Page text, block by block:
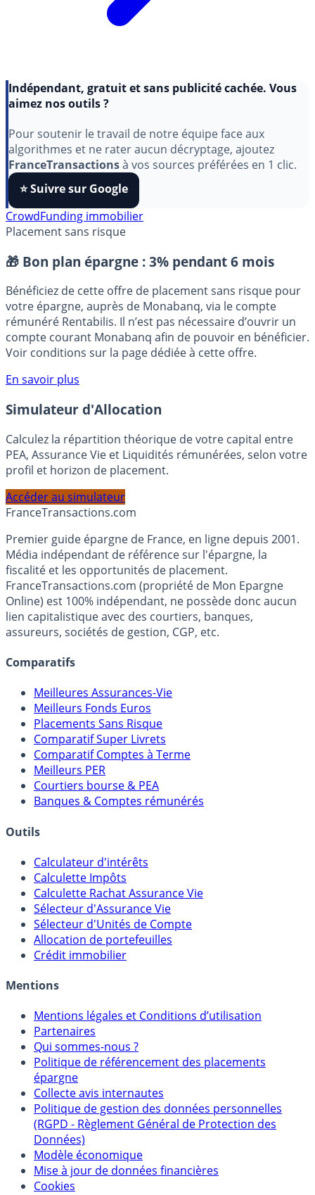
Indépendant, gratuit et sans publicité cachée. Vous
aimez nos outils ?
Pour soutenir le travail de notre équipe face aux
algorithmes et ne rater aucun décryptage, ajoutez
FranceTransactionsà vos sources préférées en 1 clic.
⭐️ Suivre sur Google
CrowdFunding immobilier
Placement sans risque
🎁 Bon plan épargne : 3% pendant 6 mois
Bénéficiez de cette offre de placement sans risque pour
votre épargne, auprès de Monabanq, via le compte
rémunéré Rentabilis. Il n’est pas nécessaire d’ouvrir un
compte courant Monabanq afin de pouvoir en bénéficier.
Voir conditions sur la page dédiée à cette offre.
En savoir plus
Simulateur d'Allocation
Calculez la répartition théorique de votre capital entre
PEA, Assurance Vie et Liquidités rémunérées, selon votre
profil et horizon de placement.
Accéder au simulateur
FranceTransactions.com
Premier guide épargne de France, en ligne depuis 2001.
Média indépendant de référence sur l'épargne, la
fiscalité et les opportunités de placement.
FranceTransactions.com (propriété de Mon Epargne
Online) est 100% indépendant, ne possède donc aucun
lien capitalistique avec des courtiers, banques,
assureurs, sociétés de gestion, CGP, etc.
Comparatifs
Meilleures Assurances-Vie
Meilleurs Fonds Euros
Placements Sans Risque
Comparatif Super Livrets
Comparatif Comptes à Terme
Meilleurs PER
Courtiers bourse & PEA
Banques & Comptes rémunérés
Outils
Calculateur d'intérêts
Calculette Impôts
Calculette Rachat Assurance Vie
Sélecteur d'Assurance Vie
Sélecteur d'Unités de Compte
Allocation de portefeuilles
Crédit immobilier
Mentions
Mentions légales et Conditions d’utilisation
Partenaires
Qui sommes-nous ?
Politique de référencement des placements
épargne
Collecte avis internautes
Politique de gestion des données personnelles
(RGPD - Règlement Général de Protection des
Données)
Modèle économique
Mise à jour de données financières
Cookies